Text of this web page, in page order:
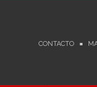
CONTACTO